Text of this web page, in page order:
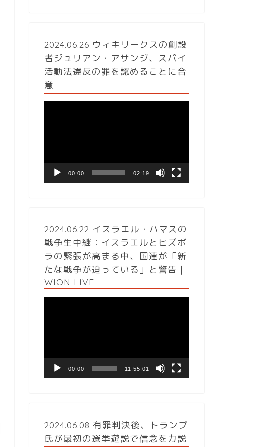
2024.06.26 ウィキリークスの創設
者ジュリアン・アサンジ、スパイ
活動法違反の罪を認めることに合
意
ヤ
00:00 02:19
2024.06.22 イスラエル・ハマスの
戦争生中継：イスラエルとヒズボ
ラの緊張が高まる中、国連が「新
たな戦争が迫っている」と警告｜
WION LIVE
ヤ
00:00 11:55:01
2024.06.08 有罪判決後、トランプ
氏が最初の選挙遊説で信念を力説